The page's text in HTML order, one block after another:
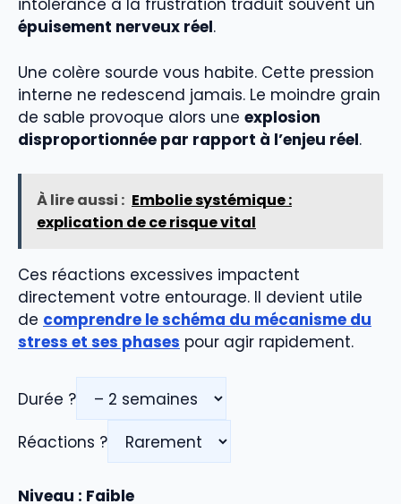
intolérance à la frustration traduit souvent un
épuisement nerveux réel.
Une colère sourde vous habite. Cette pression
interne ne redescend jamais. Le moindre grain
de sable provoque alors une explosion
disproportionnée par rapport à l’enjeu réel.
À lire aussi : Embolie systémique :
explication de ce risque vital
Ces réactions excessives impactent
directement votre entourage. Il devient utile
de comprendre le schéma du mécanisme du
stress et ses phases pour agir rapidement.
Durée ?
Réactions ?
Niveau : Faible